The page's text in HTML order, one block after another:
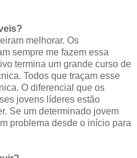
melhorar. Os
sempre me fazem essa
termina um grande curso de
Todos que traçam esse
O diferencial que os
jovens líderes estão
Se um determinado jovem
problema desde o início para